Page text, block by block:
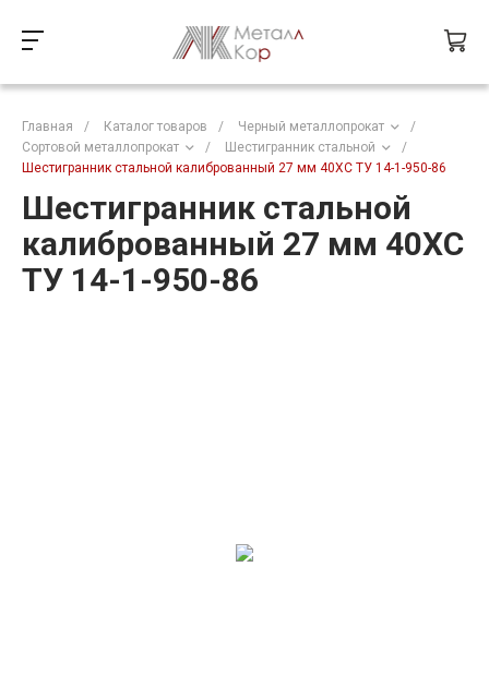
Главная / Каталог товаров / Черный металлопрокат
/
Сортовой металлопрокат
/ Шестигранник стальной
/
Шестигранник стальной калиброванный 27 мм 40ХС ТУ 14-1-950-86
Шестигранник стальной
калиброванный 27 мм 40ХС
ТУ 14-1-950-86